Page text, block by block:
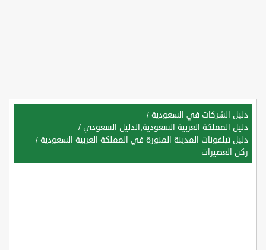
دليل الشركات في السعودية /
دليل المملكة العربية السعودية,الدليل السعودي /
دليل تيلفونات المدينة المنورة في المملكة العربية السعودية /
ركن العصيرات